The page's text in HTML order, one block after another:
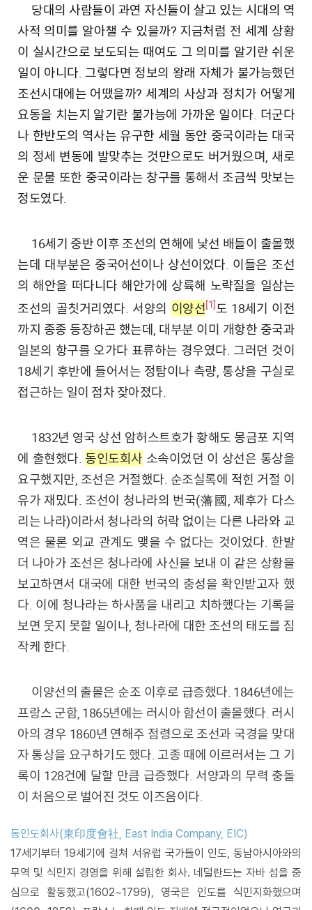
당대의 사람들이 과연 자신들이 살고 있는 시대의 역
사적 의미를 알아챌 수 있을까? 지금처럼 전 세계 상황
이 실시간으로 보도되는 때여도 그 의미를 알기란 쉬운
일이 아니다. 그렇다면 정보의 왕래 자체가 불가능했던
조선시대에는 어땠을까? 세계의 사상과 정치가 어떻게
요동을 치는지 알기란 불가능에 가까운 일이다. 더군다
나 한반도의 역사는 유구한 세월 동안 중국이라는 대국
의 정세 변동에 발맞추는 것만으로도 버거웠으며, 새로
운 문물 또한 중국이라는 창구를 통해서 조금씩 맛보는
정도였다.
16세기 중반 이후 조선의 연해에 낯선 배들이 출몰했
는데 대부분은 중국어선이나 상선이었다. 이들은 조선
의 해안을 떠다니다 해안가에 상륙해 노략질을 일삼는
조선의 골칫거리였다. 서양의 이양선[1]도 18세기 이전
까지 종종 등장하곤 했는데, 대부분 이미 개항한 중국과
일본의 항구를 오가다 표류하는 경우였다. 그러던 것이
18세기 후반에 들어서는 정탐이나 측량, 통상을 구실로
접근하는 일이 점차 잦아졌다.
1832년 영국 상선 암허스트호가 황해도 몽금포 지역
에 출현했다. 동인도회사 소속이었던 이 상선은 통상을
요구했지만, 조선은 거절했다. 순조실록에 적힌 거절 이
유가 재밌다. 조선이 청나라의 번국(藩國, 제후가 다스
리는 나라)이라서 청나라의 허락 없이는 다른 나라와 교
역은 물론 외교 관계도 맺을 수 없다는 것이었다. 한발
더 나아가 조선은 청나라에 사신을 보내 이 같은 상황을
보고하면서 대국에 대한 번국의 충성을 확인받고자 했
다. 이에 청나라는 하사품을 내리고 치하했다는 기록을
보면 웃지 못할 일이나, 청나라에 대한 조선의 태도를 짐
작케 한다.
이양선의 출몰은 순조 이후로 급증했다. 1846년에는
프랑스 군함, 1865년에는 러시아 함선이 출몰했다. 러시
아의 경우 1860년 연해주 점령으로 조선과 국경을 맞대
자 통상을 요구하기도 했다. 고종 때에 이르러서는 그 기
록이 128건에 달할 만큼 급증했다. 서양과의 무력 충돌
이 처음으로 벌어진 것도 이즈음이다.
동인도회사(東印度會社, East India Company, EIC)
17세기부터 19세기에 걸쳐 서유럽 국가들이 인도, 동남아시아와의
무역 및 식민지 경영을 위해 설립한 회사. 네덜란드는 자바 섬을 중
심으로 활동했고(1602~1799), 영국은 인도를 식민지화했으며